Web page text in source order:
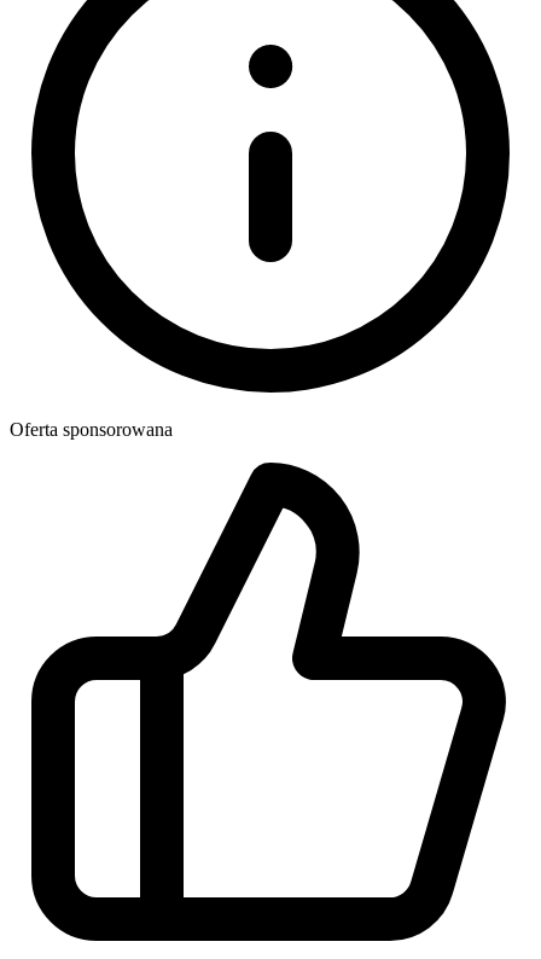
Oferta sponsorowana